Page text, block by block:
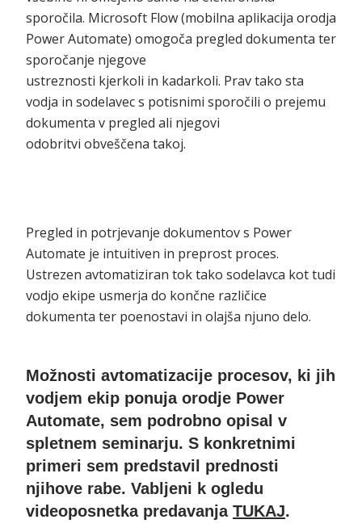
sporočila. Microsoft Flow (mobilna aplikacija orodja
Power Automate) omogoča pregled dokumenta ter
sporočanje njegove
ustreznosti kjerkoli in kadarkoli. Prav tako sta
vodja in sodelavec s potisnimi sporočili o prejemu
dokumenta v pregled ali njegovi
odobritvi obveščena takoj.
Pregled in potrjevanje dokumentov s Power
Automate je intuitiven in preprost proces.
Ustrezen avtomatiziran tok tako sodelavca kot tudi
vodjo ekipe usmerja do končne različice
dokumenta ter poenostavi in olajša njuno delo.
Možnosti avtomatizacije procesov, ki jih
vodjem ekip ponuja orodje Power
Automate, sem podrobno opisal v
spletnem seminarju. S konkretnimi
primeri sem predstavil prednosti
njihove rabe. Vabljeni k ogledu
videoposnetka predavanja TUKAJ.